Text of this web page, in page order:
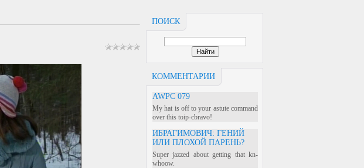
ПОИСК
КОММЕНТАРИИ
AWPC 079
My hat is off to your astute command
over this toip-cbravo!
ИБРАГИМОВИЧ: ГЕНИЙ
ИЛИ ПЛОХОЙ ПАРЕНЬ?
Super jazzed about getting that kn-
whoow.